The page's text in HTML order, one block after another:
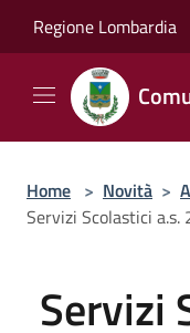
Regione Lombardia
Home > Novità >
Servizi Scolastici
Servizi